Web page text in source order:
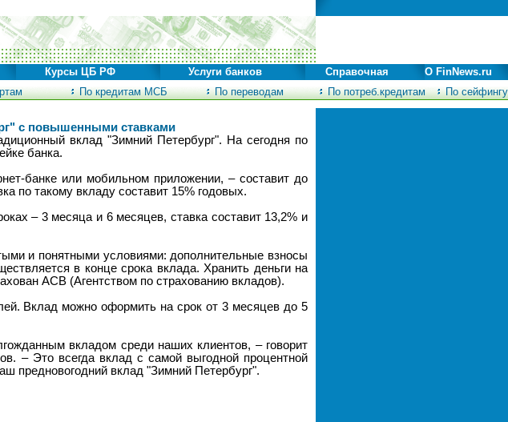
По кредитам МСБ По переводам По потреб.кредитам По сейфингу
Курсы ЦБ РФ Услуги банков Справочная О FinNews.ru
с повышенными ставками
вклад "Зимний Петербург". На сегодня по
банка.
банке или мобильном приложении, – составит до
по такому вкладу составит 15% годовых.
– 3 месяца и 6 месяцев, ставка составит 13,2% и
и понятными условиями: дополнительные взносы
в конце срока вклада. Хранить деньги на
АСВ (Агентством по страхованию вкладов).
Вклад можно оформить на срок от 3 месяцев до 5
вкладом среди наших клиентов, – говорит
– Это всегда вклад с самой выгодной процентной
предновогодний вклад "Зимний Петербург".